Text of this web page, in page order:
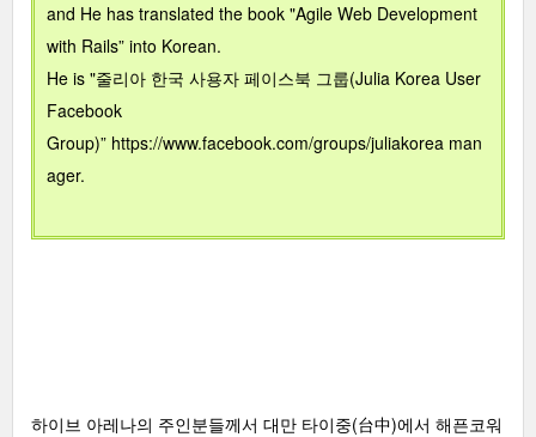
and He has translated the book "Agile Web Development
with Rails” into Korean.
He is "줄리아 한국 사용자 페이스북 그룹(Julia Korea User
Facebook
Group)” https://www.facebook.com/groups/juliakorea man
ager.
하이브 아레나의 주인분들께서 대만 타이중(台中)에서 해픈코워